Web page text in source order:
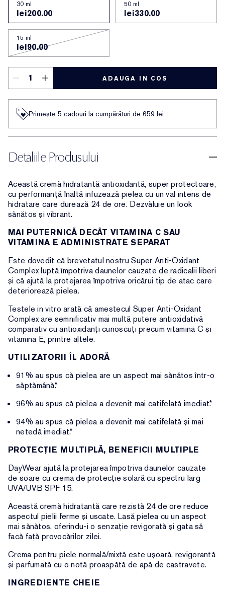
30 ml
lei200.00
50 ml
lei330.00
15 ml
lei90.00
ADAUGA IN COS
Primește 5 cadouri la cumpărături de 659 lei
Detaliile Produsului
Această cremă hidratantă antioxidantă, super protectoare,
cu performanță înaltă infuzează pielea cu un val intens de
hidratare care durează 24 de ore. Dezvăluie un look
sănătos și vibrant.
MAI PUTERNICĂ DECÂT VITAMINA C SAU
VITAMINA E ADMINISTRATE SEPARAT
Este dovedit că brevetatul nostru Super Anti-Oxidant
Complex luptă împotriva daunelor cauzate de radicalii liberi
și că ajută la protejarea împotriva oricărui tip de atac care
deteriorează pielea.
Testele in vitro arată că amestecul Super Anti-Oxidant
Complex are semnificativ mai multă putere antioxidativă
comparativ cu antioxidanți cunoscuți precum vitamina C și
vitamina E, printre altele.
UTILIZATORII ÎL ADORĂ
91% au spus că pielea are un aspect mai sănătos într-o
săptămână.*
96% au spus că pielea a devenit mai catifelată imediat.*
94% au spus că pielea a devenit mai catifelată și mai
netedă imediat.*
PROTECȚIE MULTIPLĂ, BENEFICII MULTIPLE
DayWear ajută la protejarea împotriva daunelor cauzate
de soare cu crema de protecție solară cu spectru larg
UVA/UVB SPF 15.
Această cremă hidratantă care rezistă 24 de ore reduce
aspectul pielii ferme și uscate. Lasă pielea cu un aspect
mai sănătos, oferindu-i o senzație revigorată și gata să
facă față provocărilor zilei.
Crema pentru piele normală/mixtă este ușoară, revigorantă
și parfumată cu o notă proaspătă de apă de castravete.
INGREDIENTE CHEIE